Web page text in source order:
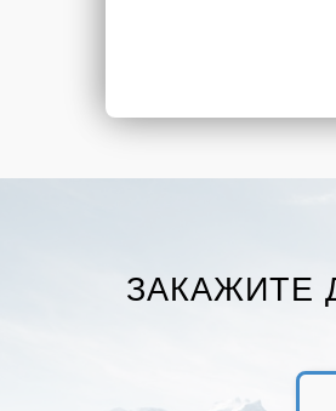
ЗАКАЖИТЕ